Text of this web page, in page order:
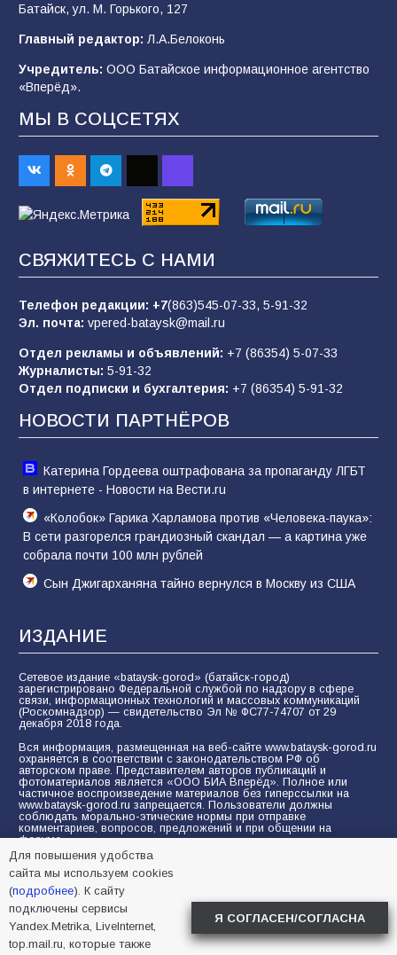
после выборов: в Госдуме дали ответ
94 06.08.2026
«Пургу нести — не поля переходить»: почему
заявления о мобилизации — это
пропагандистский вброс
01.08.2026
«Слухами Москву не возьмёшь»: почему
заявления Киева о мобилизации — это
отчаяние, а не разведка
81 02.08.2026
Морской квест в детском саду: как
воспитанники спасали Нептуна
74 01.08.2026
Батайск, ул. М. Горького, 127
Главный редактор: Л.А.Белоконь
Учредитель: ООО Батайское информационное агентство
«Вперёд».
МЫ В СОЦСЕТЯХ
СВЯЖИТЕСЬ С НАМИ
Телефон редакции: +7(863)545-07-33, 5-91-32
Эл. почта: vpered-bataysk@mail.ru
Отдел рекламы и объявлений: +7 (86354) 5-07-33
Журналисты: 5-91-32
Отдел подписки и бухгалтерия: +7 (86354) 5-91-32
НОВОСТИ ПАРТНЁРОВ
Катерина Гордеева оштрафована за пропаганду ЛГБТ
в интернете - Новости на Вести.ru
«Колобок» Гарика Харламова против «Человека-паука»:
В сети разгорелся грандиозный скандал — а картина уже
собрала почти 100 млн рублей
Сын Джигарханяна тайно вернулся в Москву из США
ИЗДАНИЕ
Сетевое издание «bataysk-gorod» (батайск-город)
зарегистрировано Федеральной службой по надзору в сфере
связи, информационных технологий и массовых коммуникаций
(Роскомнадзор) — свидетельство Эл № ФС77-74707 от 29
декабря 2018 года.
Вся информация, размещенная на веб-сайте www.bataysk-gorod.ru
охраняется в соответствии с законодательством РФ об
авторском праве. Представителем авторов публикаций и
фотоматериалов является «ООО БИА Вперёд». Полное или
частичное воспроизведение материалов без гиперссылки на
www.bataysk-gorod.ru запрещается. Пользователи должны
соблюдать морально-этические нормы при отправке
комментариев, вопросов, предложений и при общении на
форуме.
Политика конфиденциальности и защиты информации
Согласие на обработку персональных данных с помощью
сервисов Yandex.Metrika, LiveInternet, top.mail.ru
© 2005-2026 БИА «ВПЕРЕД»
Для повышения удобства
сайта мы используем cookies
(подробнее). К сайту
подключены сервисы
Yandex.Metrika, LiveInternet,
top.mail.ru, которые также
Я СОГЛАСЕН/СОГЛАСНА